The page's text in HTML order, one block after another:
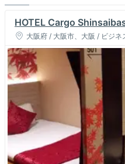
HOTEL Cargo
斎橋）
大阪府 / 大阪市、大阪 / ビジネ